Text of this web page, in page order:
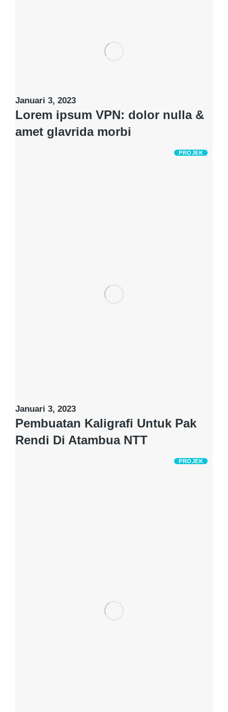
Januari 3, 2023
Lorem ipsum VPN: dolor nulla &
amet glavrida morbi
PROJEK
Januari 3, 2023
Pembuatan Kaligrafi Untuk Pak
Rendi Di Atambua NTT
PROJEK